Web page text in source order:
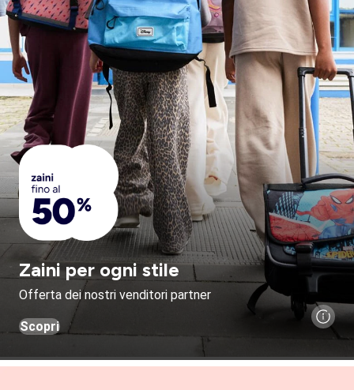
Zaini per ogni stile
Offerta dei nostri venditori partner
Scopri